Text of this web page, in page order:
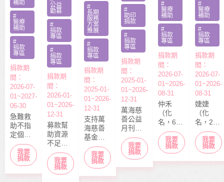
補助
#
醫療
補助
#
捐款
專區
捐款期
間：
2026-07-
01~2027-
06-30
急難救
助不指
定個案
捐款，
募款所
得幫助
我要
捐款
公益
勸募
#
捐款
專區
#
捐款
專區
捐款期
間：
2026-01-
01~2026-
12-31
募款幫
助資源
不足的
中小型
社福單
位，協
我要
捐款
#
長期
服務
方案
推展
#
捐款
專區
捐款期
間：
2025-01-
01~2026-
12-31
支持萬
海慈善
基金會
長期性
服務方
案推
我要
捐款
#
助印
捐款
#
捐款
專區
捐款期
間：
2025-01-
01~2026-
12-31
萬海慈
善公益
月刊
「停泊
棧」於
每月10
我要
捐款
#
醫療
補助
#
捐款
專區
捐款期
間：
2026-07-
01~2026-
08-31
仲禾
（化
名，6
歲），
本該快
快樂樂
我要
捐款
#
醫療
補助
#
捐款
專區
捐款期
間：
2026-07-
01~2026-
08-31
婕婕
（化
名，20
歲）今
年6月底
剛從商
我要
捐款